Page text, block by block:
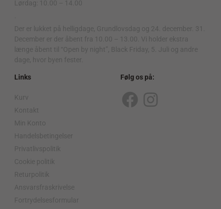
Lørdag: 10.00 – 14.00
Der er lukket på helligdage, Grundlovsdag og 24. december. 31.
December er der åbent fra 10.00 – 13.00. Vi holder ekstra
længe åbent til “Open by night”, Black Friday, 5. Juli og andre
dage, hvor byen fester.
Links
Kurv
Kontakt
Min Konto
Handelsbetingelser
Privatlivspolitik
Cookie politik
Returpolitik
Ansvarsfraskrivelse
Fortrydelsesformular
Følg os på:
F
I